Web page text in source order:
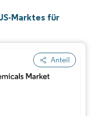
Marktes für
Anteil